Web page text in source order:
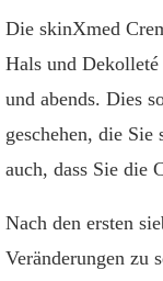
Die skinXmed
Hals und
und abends. Dies
geschehen, die
auch, dass Sie die
Nach den ersten
Veränderungen zu